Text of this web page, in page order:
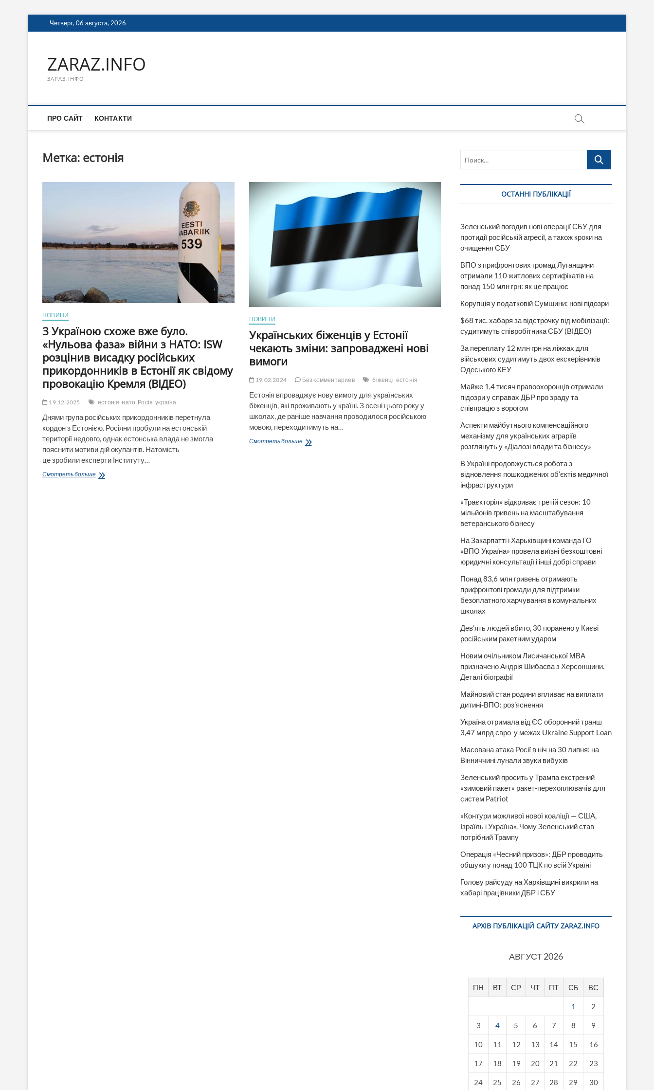
Перейти
к
Четверг, 06 августа, 2026
ZARAZ.INFO
ЗАРАЗ.ІНФО
ПРО САЙТ КОНТАКТИ
Метка: естонія
НОВИНИ
З Україною схоже вже було.
«Нульова фаза» війни з НАТО: ISW
розцінив висадку російських
прикордонників в Естонії як свідому
провокацію Кремля (ВІДЕО)
19.12.2025 естонія нато Росія україна
Днями група російських прикордонників перетнула
кордон з Естонією. Росіяни пробули на естонській
території недовго, однак естонська влада не змогла
пояснити мотиви дій окупантів. Натомість
це зробили експерти Інституту…
Смотреть большеЗ
НОВИНИ
Українських біженців у Естонії
чекають зміни: запроваджені нові
вимоги
19.02.2024 Без комментариев біженці естонія
Естонія впроваджує нову вимогу для українських
біженців, які проживають у країні. З осені цього року у
школах, де раніше навчання проводилося російською
мовою, переходитимуть на…
Смотреть большеУкраїнських
Поиск…
ОСТАННІ ПУБЛІКАЦІЇ
Зеленський погодив нові операції СБУ для
протидії російській агресії, а також кроки на
очищення СБУ
ВПО з прифронтових громад Луганщини
отримали 110 житлових сертифікатів на
понад 150 млн грн: як це працює
Корупція у податковій Сумщини: нові підозри
$68 тис. хабаря за відстрочку від мобілізації:
судитимуть співробітника СБУ (ВІДЕО)
За переплату 12 млн грн на ліжках для
військових судитимуть двох екскерівників
Одеського КЕУ
Майже 1,4 тисяч правоохоронців отримали
підозри у справах ДБР про зраду та
співпрацю з ворогом
Аспекти майбутнього компенсаційного
механізму для українських аграріїв
розглянуть у «Діалозі влади та бізнесу»
В Україні продовжується робота з
відновлення пошкоджених об’єктів медичної
інфраструктури
«Траєкторія» відкриває третій сезон: 10
мільйонів гривень на масштабування
ветеранського бізнесу
На Закарпатті і Харьківщині команда ГО
«ВПО Україна» провела виїзні безкоштовні
юридичні консультації і інші добрі справи
Понад 83,6 млн гривень отримають
прифронтові громади для підтримки
безоплатного харчування в комунальних
школах
Дев’ять людей вбито, 30 поранено у Києві
російським ракетним ударом
Новим очільником Лисичанської МВА
призначено Андрія Шибаєва з Херсонщини.
Деталі біографії
Майновий стан родини впливає на виплати
дитині-ВПО: роз’яснення
Україна отримала від ЄС оборонний транш
3,47 млрд євро у межах Ukraine Support Loan
Масована атака Росії в ніч на 30 липня: на
Вінниччині лунали звуки вибухів
Зеленський просить у Трампа екстрений
«зимовий пакет» ракет-перехоплювачів для
систем Patriot
«Контури можливої нової коаліції — США,
Ізраїль і Україна». Чому Зеленський став
потрібний Трампу
Операція «Чесний призов»: ДБР проводить
обшуки у понад 100 ТЦК по всій Україні
Голову райсуду на Харківщині викрили на
хабарі працівники ДБР і СБУ
АРХІВ ПУБЛІКАЦІЙ САЙТУ ZARAZ.INFO
АВГУСТ 2026
ПН ВТ СР ЧТ ПТ СБ ВС
1 2
3 4 5 6 7 8 9
10 11 12 13 14 15 16
17 18 19 20 21 22 23
24 25 26 27 28 29 30